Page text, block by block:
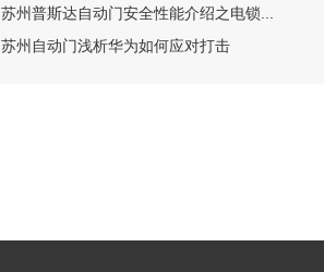
苏州普斯达自动门安全性能介绍之电锁...
苏州自动门浅析华为如何应对打击